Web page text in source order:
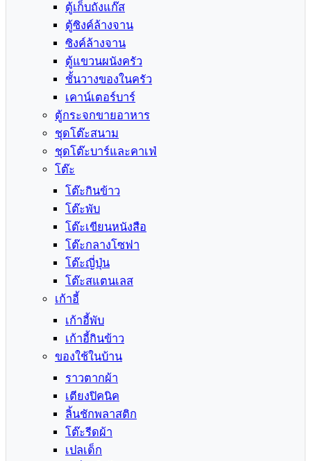
ตู้เก็บถังแก๊ส
ตู้ซิงค์ล้างจาน
ซิงค์ล้างจาน
ตู้แขวนผนังครัว
ชั้นวางของในครัว
เคาน์เตอร์บาร์
ตู้กระจกขายอาหาร
ชุดโต๊ะสนาม
ชุดโต๊ะบาร์และคาเฟ่
โต๊ะ
โต๊ะกินข้าว
โต๊ะพับ
โต๊ะเขียนหนังสือ
โต๊ะกลางโซฟา
โต๊ะญี่ปุ่น
โต๊ะสแตนเลส
เก้าอี้
เก้าอี้พับ
เก้าอี้กินข้าว
ของใช้ในบ้าน
ราวตากผ้า
เตียงปิคนิค
ลิ้นชักพลาสติก
โต๊ะรีดผ้า
เปลเด็ก